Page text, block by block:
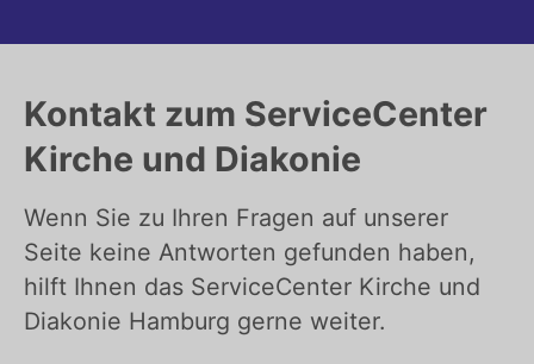
Kontakt zum ServiceCenter
Kirche und Diakonie
Wenn Sie zu Ihren Fragen auf unserer
Seite keine Antworten gefunden haben,
hilft Ihnen das ServiceCenter Kirche und
Diakonie Hamburg gerne weiter.